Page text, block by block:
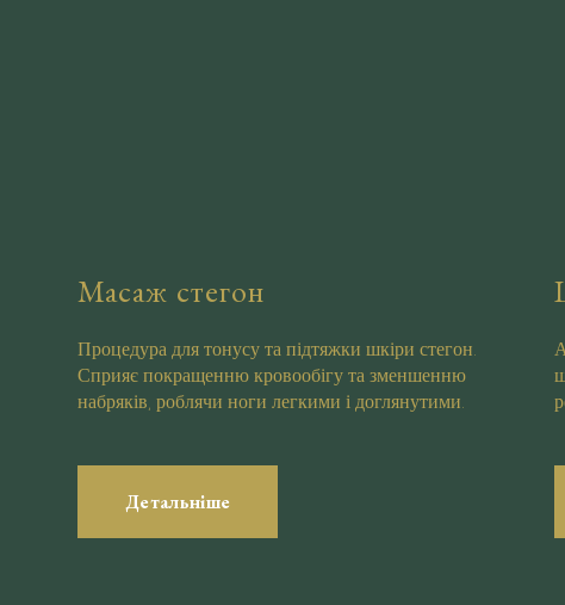
Масаж стегон
Процедура для тонусу та підтяжки шкіри стегон.
Сприяє покращенню кровообігу та зменшенню
набряків, роблячи ноги легкими і доглянутими.
Детальніше